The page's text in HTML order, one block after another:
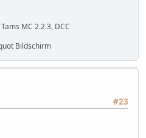
MC 2.2.3, DCC
Bildschirm
#23